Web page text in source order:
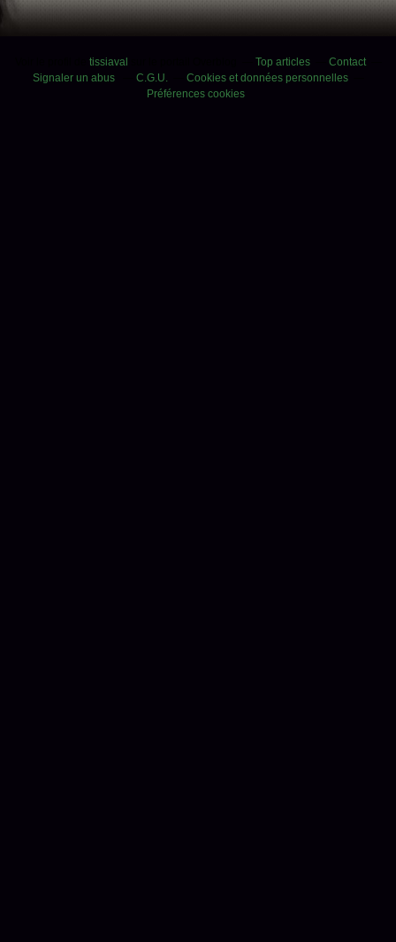
tissiaval Top articles
Contact
Signaler un abus
C.G.U.
Cookies et données personnelles
Préférences cookies